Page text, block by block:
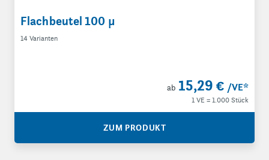
Flachbeutel 100 µ
14 Varianten
ab 15,29 € /VE*
1 VE = 1.000 Stück
ZUM PRODUKT